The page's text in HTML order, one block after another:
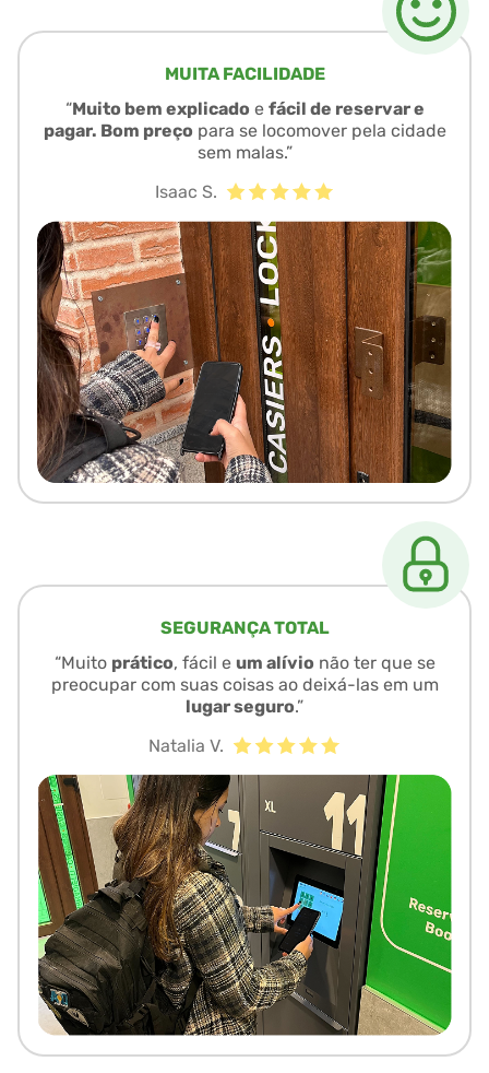
MUITA FACILIDADE
“Muito bem explicado e fácil de reservar e
pagar. Bom preço para se locomover pela cidade
sem malas.”
Isaac S.
SEGURANÇA TOTAL
“Muito prático, fácil e um alívio não ter que se
preocupar com suas coisas ao deixá-las em um
lugar seguro.”
Natalia V.